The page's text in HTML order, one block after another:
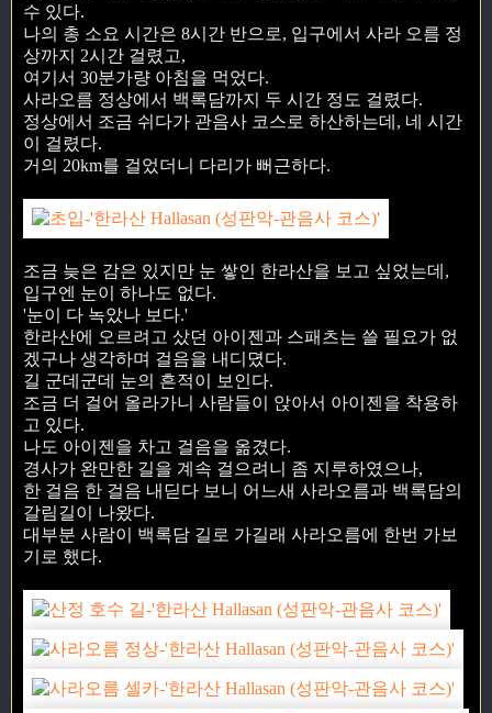
수 있다.
나의 총 소요 시간은 8시간 반으로, 입구에서 사라 오름 정
상까지 2시간 걸렸고,
여기서 30분가량 아침을 먹었다.
사라오름 정상에서 백록담까지 두 시간 정도 걸렸다.
정상에서 조금 쉬다가 관음사 코스로 하산하는데, 네 시간
이 걸렸다.
거의 20km를 걸었더니 다리가 뻐근하다.
조금 늦은 감은 있지만 눈 쌓인 한라산을 보고 싶었는데,
입구엔 눈이 하나도 없다.
'눈이 다 녹았나 보다.'
한라산에 오르려고 샀던 아이젠과 스패츠는 쓸 필요가 없
겠구나 생각하며 걸음을 내디뎠다.
길 군데군데 눈의 흔적이 보인다.
조금 더 걸어 올라가니 사람들이 앉아서 아이젠을 착용하
고 있다.
나도 아이젠을 차고 걸음을 옮겼다.
경사가 완만한 길을 계속 걸으려니 좀 지루하였으나,
한 걸음 한 걸음 내딛다 보니 어느새 사라오름과 백록담의
갈림길이 나왔다.
대부분 사람이 백록담 길로 가길래 사라오름에 한번 가보
기로 했다.